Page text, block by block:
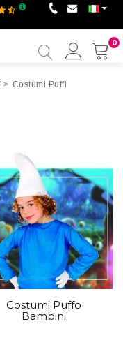
0
mio
> Costumi Puffi
Costumi Puffo
Bambini